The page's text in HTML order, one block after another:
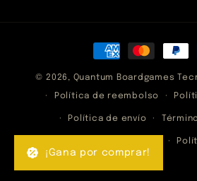
Formas
de
pago
© 2026, Quantum Boardgames
Política de reembolso
Política de envío
¡Gana por comprar!